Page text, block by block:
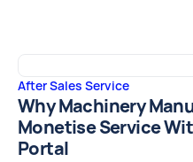
After Sales Service
Why Machinery
Monetise Service
Portal